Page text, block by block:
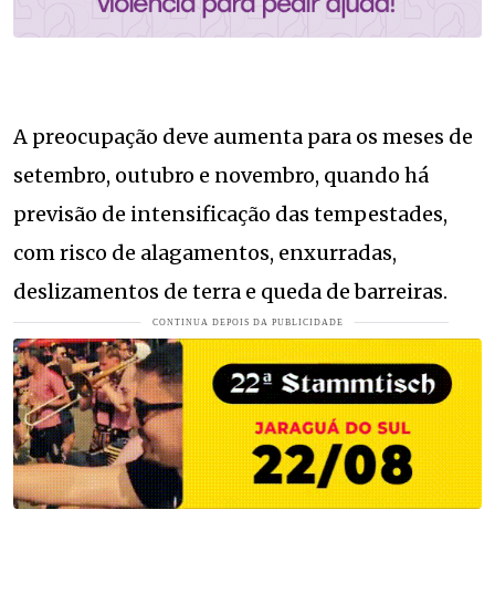
A preocupação deve aumenta para os meses de
setembro, outubro e novembro, quando há
previsão de intensificação das tempestades,
com risco de alagamentos, enxurradas,
deslizamentos de terra e queda de barreiras.